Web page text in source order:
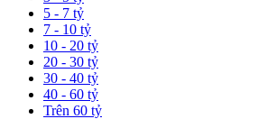
5 - 7 tỷ
7 - 10 tỷ
10 - 20 tỷ
20 - 30 tỷ
30 - 40 tỷ
40 - 60 tỷ
Trên 60 tỷ